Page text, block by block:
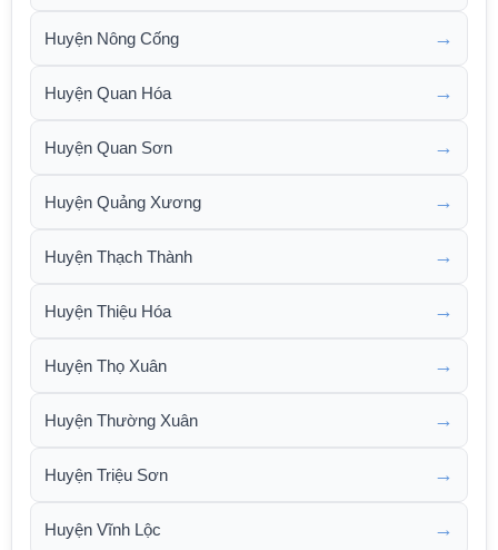
Huyện Nông Cống →
Huyện Quan Hóa →
Huyện Quan Sơn →
Huyện Quảng Xương →
Huyện Thạch Thành →
Huyện Thiệu Hóa →
Huyện Thọ Xuân →
Huyện Thường Xuân →
Huyện Triệu Sơn →
Huyện Vĩnh Lộc →